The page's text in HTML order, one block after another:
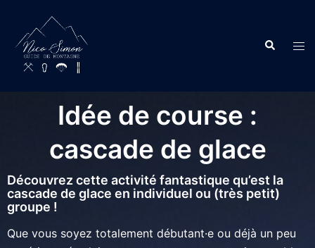
Idée de course :
cascade de glace
Découvrez cette activité fantastique qu’est la
cascade de glace en individuel ou (très petit)
groupe !
Que vous soyez totalement débutant·e ou déjà un peu